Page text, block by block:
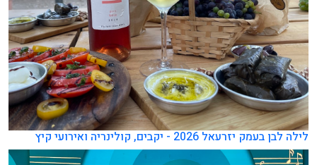
לילה לבן בעמק יזרעאל 2026 - יקבים, קולינריה ואירועי קיץ